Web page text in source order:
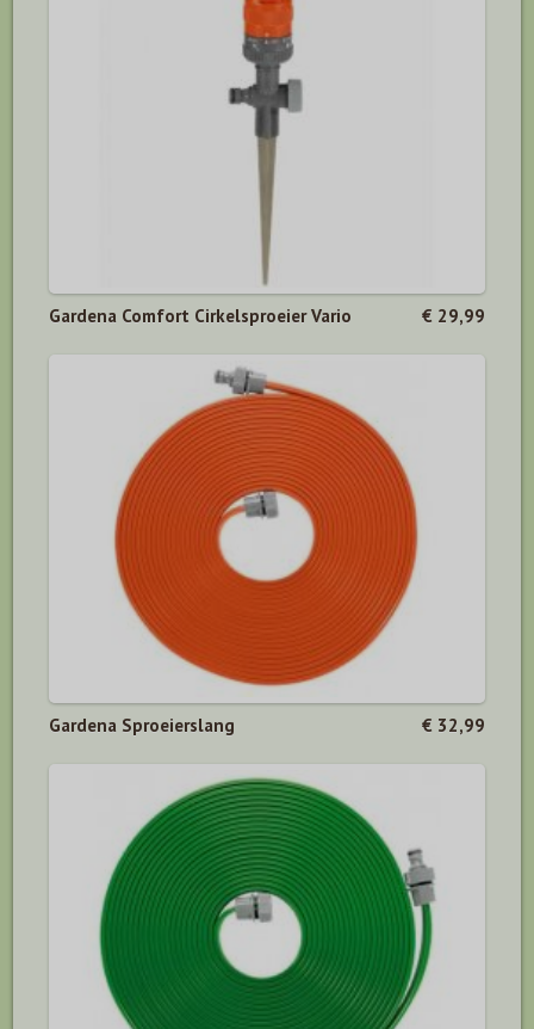
Gardena Comfort Cirkelsproeier Vario € 29,99
Gardena Sproeierslang € 32,99